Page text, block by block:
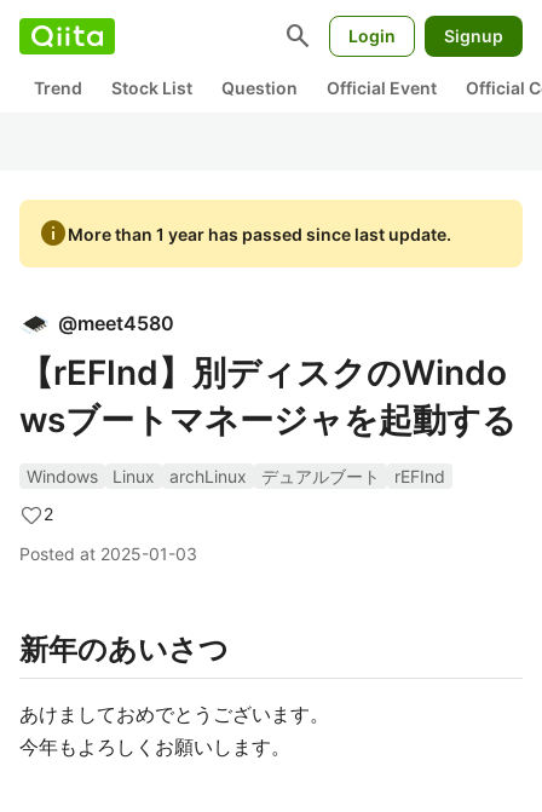
search Login Signup
Trend Stock List Question Official Event Official
infoMore than 1 year has passed since last update.
@meet4580
【rEFInd】別ディスクのWindo
wsブートマネージャを起動する
Windows Linux archLinux デュアルブート
rEFInd
2
Posted at 2025-01-03
新年のあいさつ
あけましておめでとうございます。
今年もよろしくお願いします。